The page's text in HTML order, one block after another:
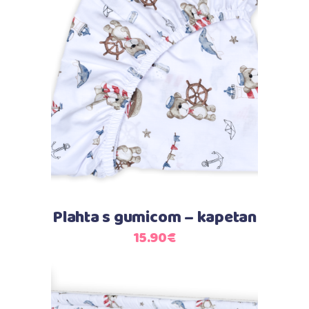
Dodaj u košaricu
Plahta s gumicom – kapetan
15.90€